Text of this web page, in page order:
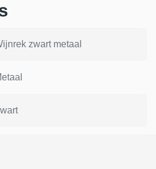
zwart metaal